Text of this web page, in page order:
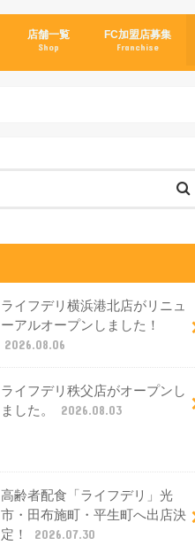
店舗一覧
Shop
FC加盟店募集
Franchise
ライフデリ横浜港北店がリニュ
ーアルオープンしました！
2026.08.06
ライフデリ秩父店がオープンし
ました。
2026.08.03
高齢者配食「ライフデリ」光
市・田布施町・平生町へ出店決
定！
2026.07.30